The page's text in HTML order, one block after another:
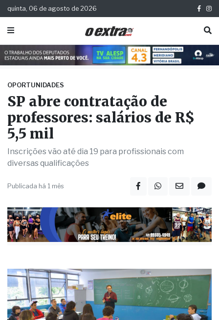
quinta, 06 de agosto de 2026
OPORTUNIDADES
SP abre contratação de
professores: salários de R$
5,5 mil
diversas qualificações
Publicada há 1 mês